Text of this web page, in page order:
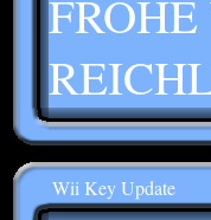
Wii Key Update